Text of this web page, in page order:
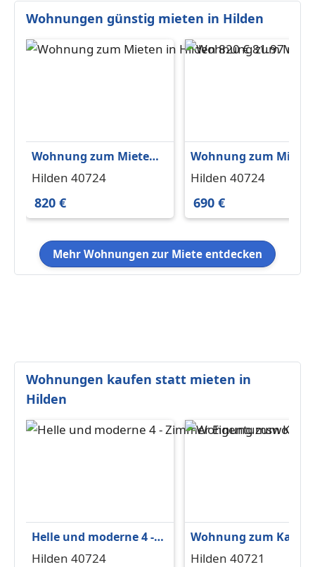
Wohnungen günstig mieten in Hilden
Wohnung zum Mieten
in Hilden 820 € 81.97 m²
Hilden 40724
820 €
Wohnung zum Mieten
in Hilden 690 € 66 m²
Hilden 40724
690 €
Mehr Wohnungen zur Miete entdecken
Wohnungen kaufen statt mieten in
Hilden
Helle und moderne 4 -
Zimmer
Hilden 40724
Wohnung zum
in Hilden 275.000 € 80
Hilden 40721